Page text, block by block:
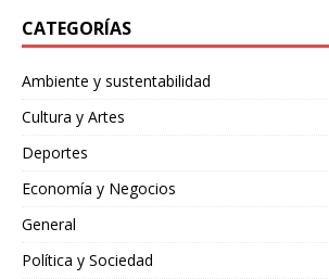
CATEGORÍAS
Ambiente y sustentabilidad
Cultura y Artes
Deportes
Economía y Negocios
General
Política y Sociedad